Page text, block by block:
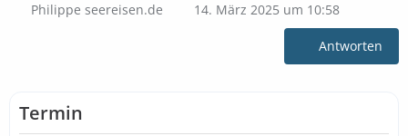
Philippe seereisen.de 14. März 2025 um 10:58
Antworten
Termin